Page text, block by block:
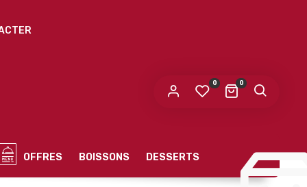
0
0
OFFRES BOISSONS DESSERTS